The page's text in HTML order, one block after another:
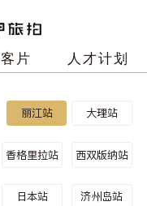
客片 人才计划
丽江站 大理站
香格里拉站 西双版纳站
日本站 济州岛站